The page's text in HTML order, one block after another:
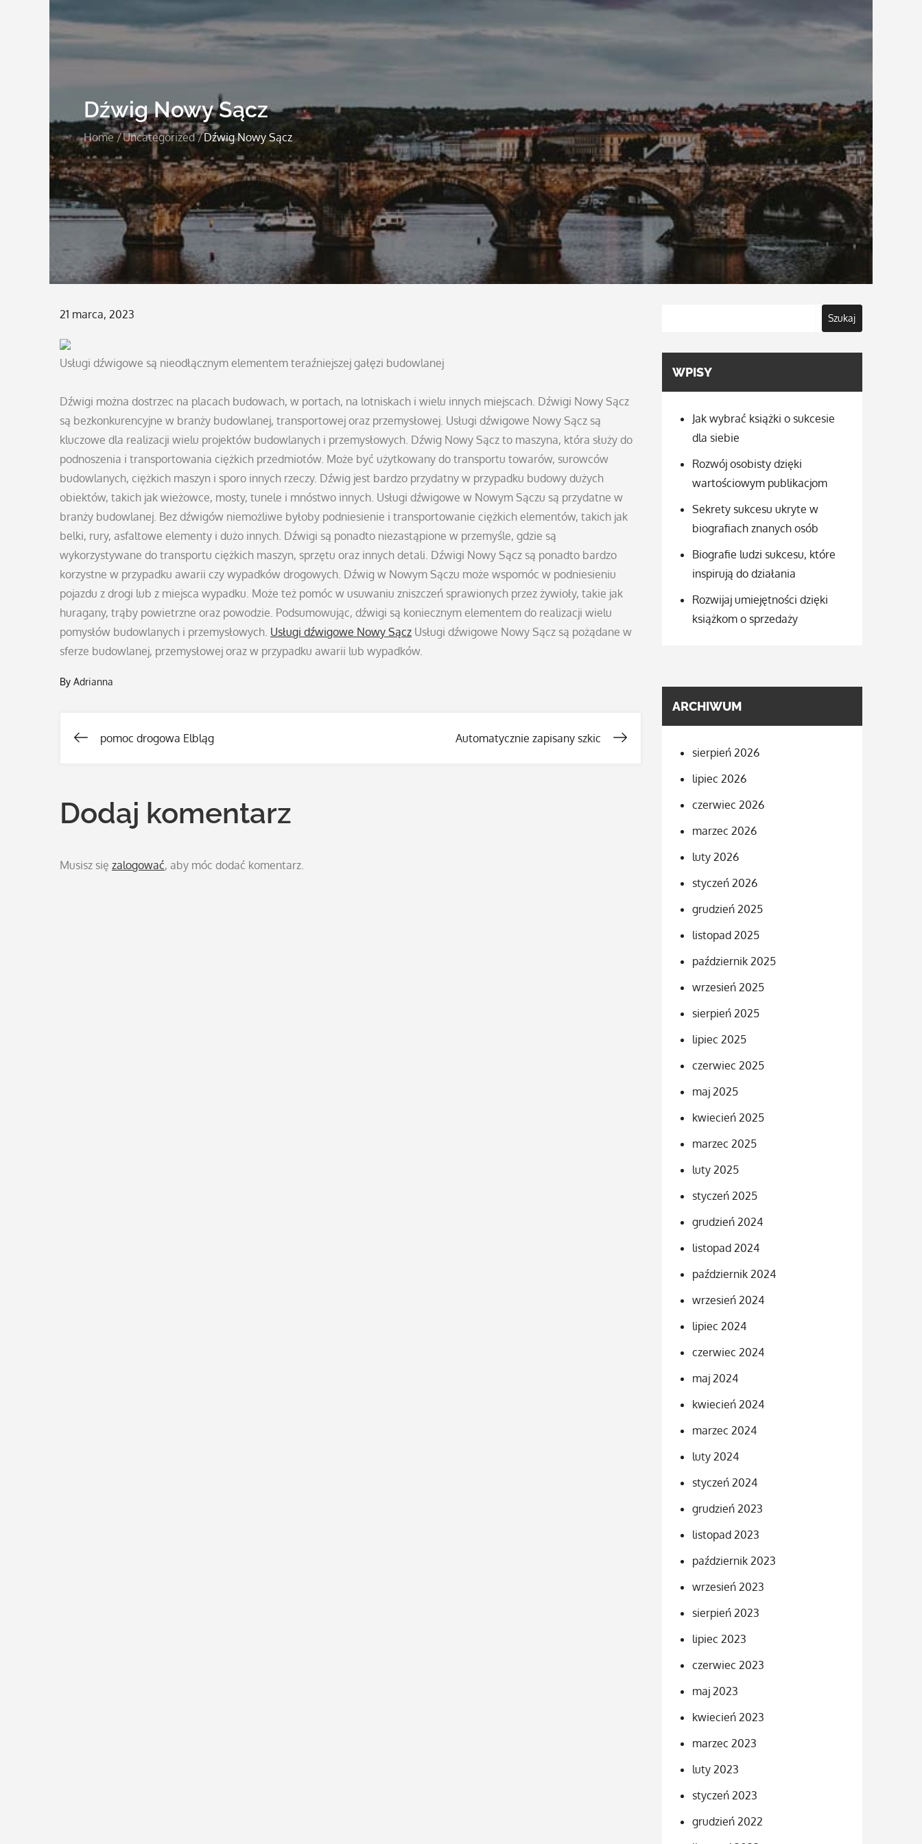
Dźwig Nowy Sącz
Home Uncategorized Dźwig Nowy Sącz
Posted
21 marca, 2023
Usługi dźwigowe są nieodłącznym elementem teraźniejszej gałęzi budowlanej
Dźwigi można dostrzec na placach budowach, w portach, na lotniskach i wielu innych miejscach. Dźwigi Nowy Sącz
są bezkonkurencyjne w branży budowlanej, transportowej oraz przemysłowej. Usługi dźwigowe Nowy Sącz są
kluczowe dla realizacji wielu projektów budowlanych i przemysłowych. Dźwig Nowy Sącz to maszyna, która służy do
podnoszenia i transportowania ciężkich przedmiotów. Może być użytkowany do transportu towarów, surowców
budowlanych, ciężkich maszyn i sporo innych rzeczy. Dźwig jest bardzo przydatny w przypadku budowy dużych
obiektów, takich jak wieżowce, mosty, tunele i mnóstwo innych. Usługi dźwigowe w Nowym Sączu są przydatne w
branży budowlanej. Bez dźwigów niemożliwe byłoby podniesienie i transportowanie ciężkich elementów, takich jak
belki, rury, asfaltowe elementy i dużo innych. Dźwigi są ponadto niezastąpione w przemyśle, gdzie są
wykorzystywane do transportu ciężkich maszyn, sprzętu oraz innych detali. Dźwigi Nowy Sącz są ponadto bardzo
korzystne w przypadku awarii czy wypadków drogowych. Dźwig w Nowym Sączu może wspomóc w podniesieniu
pojazdu z drogi lub z miejsca wypadku. Może też pomóc w usuwaniu zniszczeń sprawionych przez żywioły, takie jak
huragany, trąby powietrzne oraz powodzie. Podsumowując, dźwigi są koniecznym elementem do realizacji wielu
pomysłów budowlanych i przemysłowych. Usługi dźwigowe Nowy Sącz Usługi dźwigowe Nowy Sącz są pożądane w
sferze budowlanej, przemysłowej oraz w przypadku awarii lub wypadków.
By Adrianna
Nawigacja
pomoc drogowa Elbląg Automatycznie zapisany szkic
Dodaj komentarz
Musisz się zalogować, aby móc dodać komentarz.
Szukaj
WPISY
Jak wybrać książki o sukcesie
dla siebie
Rozwój osobisty dzięki
wartościowym publikacjom
Sekrety sukcesu ukryte w
biografiach znanych osób
Biografie ludzi sukcesu, które
inspirują do działania
Rozwijaj umiejętności dzięki
książkom o sprzedaży
ARCHIWUM
sierpień 2026
lipiec 2026
czerwiec 2026
marzec 2026
luty 2026
styczeń 2026
grudzień 2025
listopad 2025
październik 2025
wrzesień 2025
sierpień 2025
lipiec 2025
czerwiec 2025
maj 2025
kwiecień 2025
marzec 2025
luty 2025
styczeń 2025
grudzień 2024
listopad 2024
październik 2024
wrzesień 2024
lipiec 2024
czerwiec 2024
maj 2024
kwiecień 2024
marzec 2024
luty 2024
styczeń 2024
grudzień 2023
listopad 2023
październik 2023
wrzesień 2023
sierpień 2023
lipiec 2023
czerwiec 2023
maj 2023
kwiecień 2023
marzec 2023
luty 2023
styczeń 2023
grudzień 2022